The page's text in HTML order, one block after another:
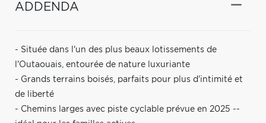
ADDENDA
- Située dans l'un des plus beaux lotissements de
l'Outaouais, entourée de nature luxuriante
- Grands terrains boisés, parfaits pour plus d'intimité et
de liberté
- Chemins larges avec piste cyclable prévue en 2025 --